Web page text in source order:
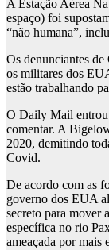
A Estação Aérea
espaço) foi
“não humana”,
Os denunciantes
os militares dos
estão trabalhando
O Daily Mail entrou
comentar. A
2020, demitindo
Covid.
De acordo com as
governo dos EUA
secreto para mover
específica no rio
ameaçada por mais